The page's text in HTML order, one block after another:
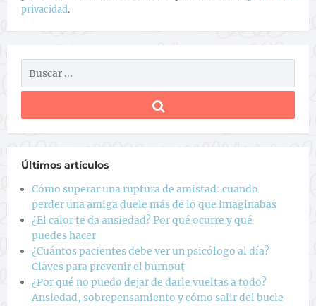
privacidad.
Últimos artículos
Cómo superar una ruptura de amistad: cuando
perder una amiga duele más de lo que imaginabas
¿El calor te da ansiedad? Por qué ocurre y qué
puedes hacer
¿Cuántos pacientes debe ver un psicólogo al día?
Claves para prevenir el burnout
¿Por qué no puedo dejar de darle vueltas a todo?
Ansiedad, sobrepensamiento y cómo salir del bucle